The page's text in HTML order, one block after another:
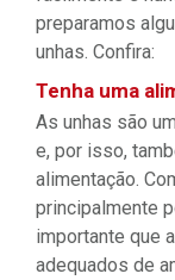
preparamos
unhas. Confira:
Tenha uma
As unhas são
e, por isso,
alimentação.
principalmente
importante que
adequados de